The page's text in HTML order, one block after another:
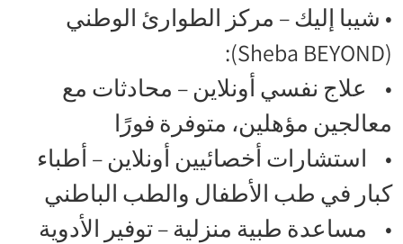
• شيبا إليك – مركز الطوارئ الوطني
(Sheba BEYOND):
• علاج نفسي أونلاين – محادثات مع
معالجين مؤهلين، متوفرة فورًا
• استشارات أخصائيين أونلاين – أطباء
كبار في طب الأطفال والطب الباطني
• مساعدة طبية منزلية – توفير الأدوية